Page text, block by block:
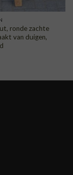
ronde zachte
van duigen,